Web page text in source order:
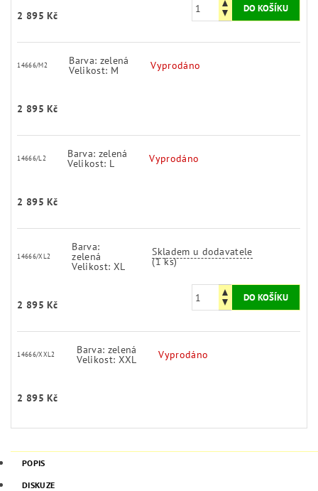
2 895 Kč
14666/M2 Barva: zelená
Velikost: M Vyprodáno
2 895 Kč
14666/L2 Barva: zelená
Velikost: L Vyprodáno
2 895 Kč
14666/XL2
Barva:
zelená
Velikost: XL
Skladem u dodavatele
(1 ks)
2 895 Kč
14666/XXL2 Barva: zelená
Velikost: XXL Vyprodáno
2 895 Kč
POPIS
DISKUZE